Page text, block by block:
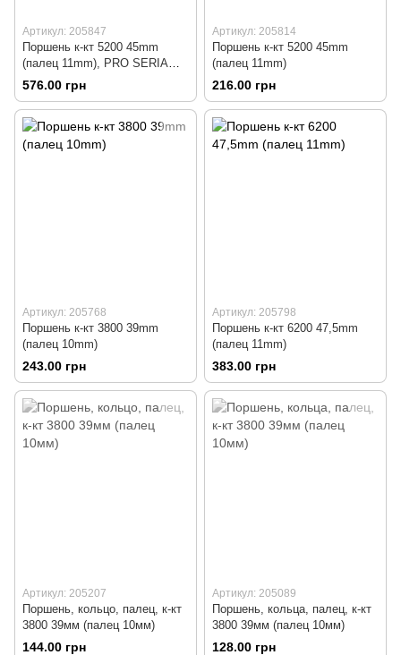
Артикул: 205847
Поршень к-кт 5200 45mm
(палец 11mm), PRO SERIA
тефлоновое покрытие
576.00 грн
Артикул: 205814
Поршень к-кт 5200 45mm
(палец 11mm)
216.00 грн
Артикул: 205768
Поршень к-кт 3800 39mm
(палец 10mm)
243.00 грн
Артикул: 205798
Поршень к-кт 6200 47,5mm
(палец 11mm)
383.00 грн
Артикул: 205207
Поршень, кольцо, палец, к-кт
3800 39мм (палец 10мм)
144.00 грн
Артикул: 205089
Поршень, кольца, палец, к-кт
3800 39мм (палец 10мм)
128.00 грн